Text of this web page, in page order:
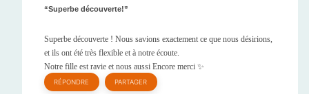
Superbe découverte!
Superbe découverte ! Nous savions exactement ce que nous désirions,
et ils ont été très flexible et à notre écoute.
Notre fille est ravie et nous aussi Encore merci ✨
RÉPONDRE PARTAGER